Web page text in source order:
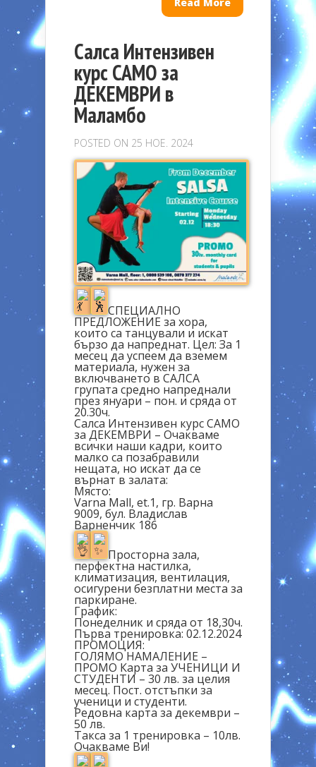
Салса Интензивен
курс САМО за
ДЕКЕМВРИ в
Маламбо
POSTED ON 25 НОЕ. 2024
СПЕЦИАЛНО
ПРЕДЛОЖЕНИЕ за хора,
които са танцували и искат
бързо да напреднат. Цел: За 1
месец да успеем да вземем
материала, нужен за
включването в САЛСА
групата средно напреднали
през януари – пон. и сряда от
20.30ч.
Салса Интензивен курс САМО
за ДЕКЕМВРИ – Очакваме
всички наши кадри, които
малко са позабравили
нещата, но искат да се
върнат в залата:
Място:
Varna Mall, et.1, гр. Варна
9009, бул. Владислав
Варненчик 186
Просторна зала,
перфектна настилка,
климатизация, вентилация,
осигурени безплатни места за
паркиране.
График:
Понеделник и сряда от 18,30ч.
Първа тренировка: 02.12.2024
ПРОМОЦИЯ:
ГОЛЯМО НАМАЛЕНИЕ –
ПРОМО Карта за УЧЕНИЦИ И
СТУДЕНТИ – 30 лв. за целия
месец. Пост. отстъпки за
ученици и студенти.
Редовна карта за декември –
50 лв.
Такса за 1 тренировка – 10лв.
Очакваме Ви!